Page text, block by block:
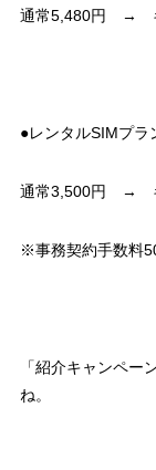
通常5,480円 →
●レンタルSIMプラ
通常3,500円 →
※事務契約手数料
「紹介キャンペー
ね。